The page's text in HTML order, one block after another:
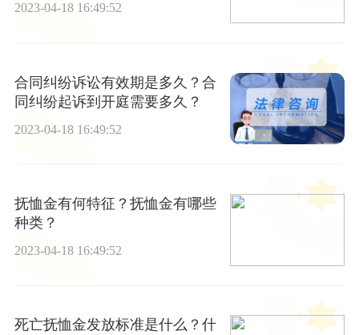
2023-04-18 16:49:52
合同纠纷诉讼有效期是多久？合
同纠纷起诉到开庭需要多久？
2023-04-18 16:49:52
抚恤金有何特征？抚恤金有哪些
种类？
2023-04-18 16:49:52
死亡抚恤金发放标准是什么？什